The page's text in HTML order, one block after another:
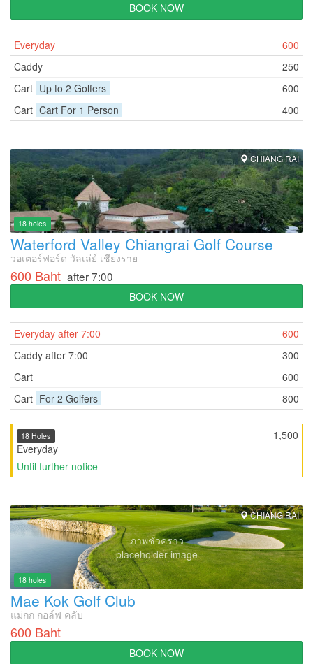
BOOK NOW
Everyday
600
Caddy
250
Cart Up to 2 Golfers
600
Cart Cart For 1 Person 400
CHIANG RAI
18 holes
Waterford Valley Chiangrai Golf Course
วอเตอร์ฟอร์ด วัลเล่ย์ เชียงราย
600 Baht after 7:00
BOOK NOW
Everyday after 7:00
600
Caddy after 7:00
300
Cart
600
Cart For 2 Golfers 800
1,500
18 Holes
Everyday
Until further notice
ภาพชั่วคราว
placeholder image
CHIANG RAI
18 holes
Mae Kok Golf Club
แม่กก กอล์ฟ คลับ
600 Baht
BOOK NOW